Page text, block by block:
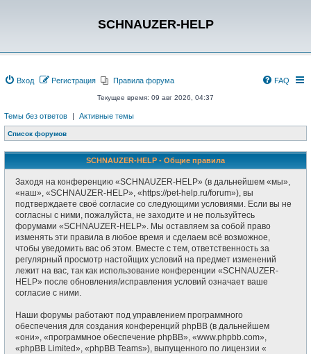
SCHNAUZER-HELP
Вход Регистрация Правила форума FAQ
Текущее время: 09 авг 2026, 04:37
Темы без ответов | Активные темы
Список форумов
SCHNAUZER-HELP - Общие правила
Заходя на конференцию «SCHNAUZER-HELP» (в дальнейшем «мы»,
«наш», «SCHNAUZER-HELP», «https://pet-help.ru/forum»), вы
подтверждаете своё согласие со следующими условиями. Если вы не
согласны с ними, пожалуйста, не заходите и не пользуйтесь
форумами «SCHNAUZER-HELP». Мы оставляем за собой право
изменять эти правила в любое время и сделаем всё возможное,
чтобы уведомить вас об этом. Вместе с тем, ответственность за
регулярный просмотр настойщих условий на предмет изменений
лежит на вас, так как использование конференции «SCHNAUZER-
HELP» после обновления/исправления условий означает ваше
согласие с ними.
Наши форумы работают под управлением программного
обеспечения для создания конференций phpBB (в дальнейшем
«они», «программное обеспечение phpBB», «www.phpbb.com»,
«phpBB Limited», «phpBB Teams»), выпущенного по лицензии «